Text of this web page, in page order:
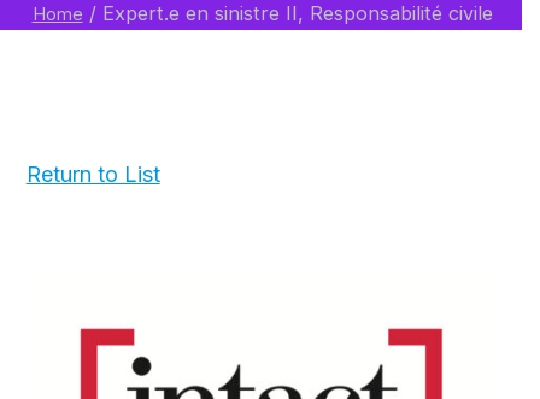
Home /Expert.e en sinistre II, Responsabilité civile
Return to List